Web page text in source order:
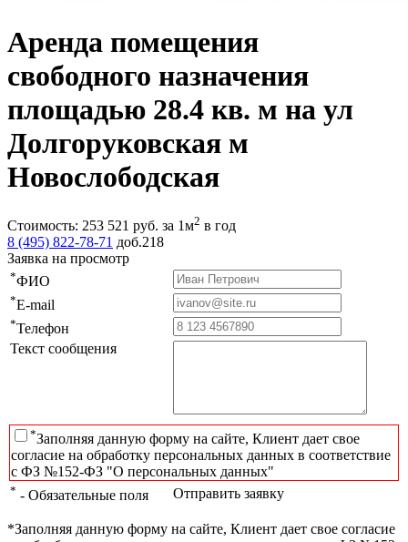
Аренда помещения
свободного назначения
площадью 28.4 кв. м на ул
Долгоруковская м
Новослободская
Стоимость: 253 521 руб. за 1м2 в год
8 (495) 822-78-71 доб.218
Заявка на просмотр
*ФИО
*E-mail
*Телефон
Текст сообщения
*Заполняя данную форму на сайте, Клиент дает свое
согласие на обработку персональных данных в соответствие
с ФЗ №152-ФЗ "О персональных данных"
* - Обязательные поля Отправить заявку
*Заполняя данную форму на сайте, Клиент дает свое согласие